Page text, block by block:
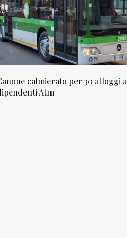
calmierato per 30 alloggi a
Atm